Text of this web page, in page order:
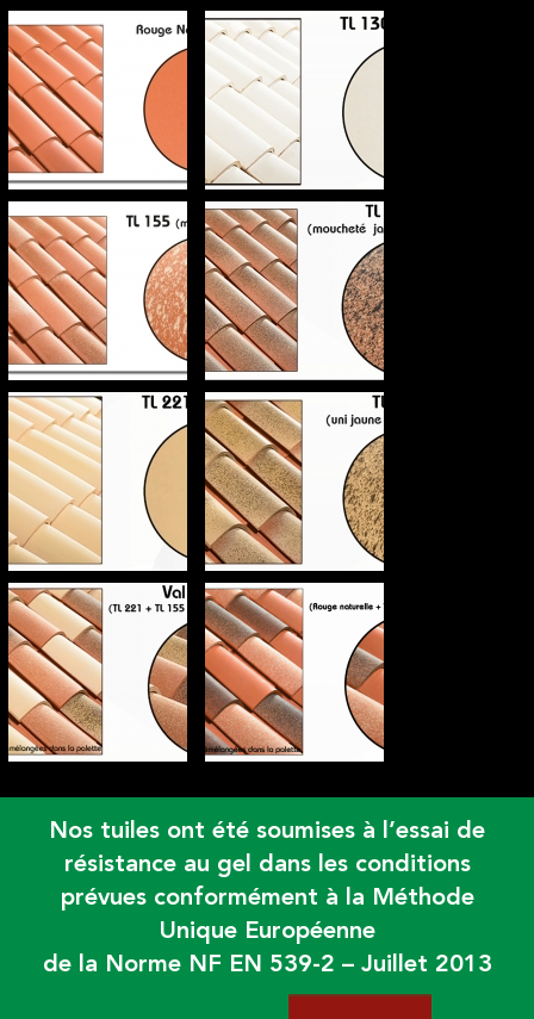
Nos tuiles ont été soumises à l’essai de
résistance au gel dans les conditions
prévues conformément à la Méthode
Unique Européenne
de la Norme NF EN 539-2 – Juillet 2013